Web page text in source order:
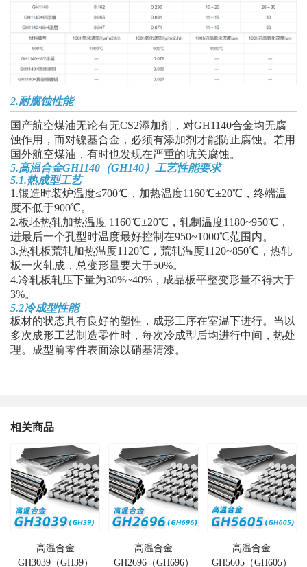
2.耐腐蚀性能
国产航空煤油无论有无CS2添加剂，对GH1140合金均无腐
蚀作用，而对镍基合金，必须有添加剂才能防止腐蚀。若用
国外航空煤油，有时也发现在严重的坑关腐蚀。
5.高温合金GH1140（GH140） 工艺性能要求
5.1.热成型工艺
1.锻造时装炉温度≤700℃，加热温度1160℃±20℃，终端温
度不低于900℃。
2.板坯热轧加热温度 1160℃±20℃，轧制温度1180~950℃，
进最后一个孔型时温度最好控制在950~1000℃范围内。
3.热轧板荒轧加热温度1120℃，荒轧温度1120~850℃，热轧
板一火轧成，总变形量要大于50%。
4.冷轧板轧压下量为30%~40%，成品板平整变形量不得大于
3%。
5.2冷成型性能
板材的状态具有良好的塑性，成形工序在室温下进行。当以
多次成形工艺制造零件时，每次冷成型后均进行中间，热处
理。成型前零件表面涂以硝基清漆。
相关商品
高温合金
GH3039（GH39）
高温合金
GH2696（GH696）
高温合金
GH5605（GH605）